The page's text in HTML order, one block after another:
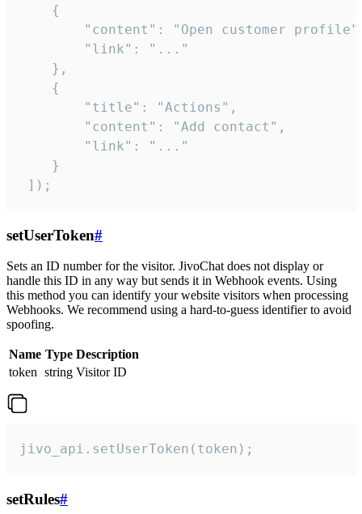
    {
"content": "Open customer
        "link": "..."
    },
    {
        "title": "Actions",
        "content": "Add contact",
        "link": "..."
    }
]);
setUserToken#
Sets an ID number for the visitor. JivoChat does not display or
handle this ID in any way but sends it in Webhook events. Using
this method you can identify your website visitors when processing
Webhooks. We recommend using a hard-to-guess identifier to avoid
spoofing.
Name Type Description
token string Visitor ID
jivo_api.setUserToken(token);
setRules#